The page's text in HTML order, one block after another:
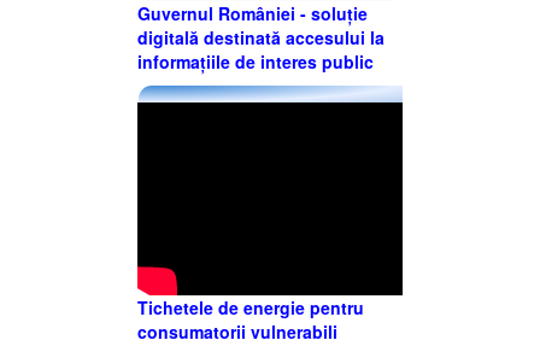
Guvernul României - soluție
digitală destinată accesului la
informațiile de interes public
Tichetele de energie pentru
consumatorii vulnerabili